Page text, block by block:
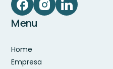
Menu
Home
Empresa